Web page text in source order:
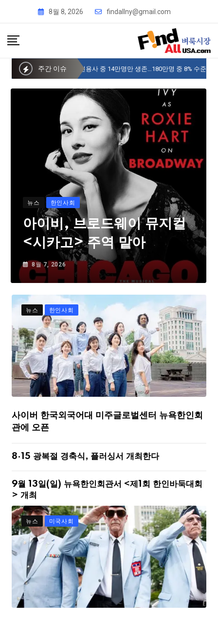
8월 8, 2026 findallny@gmail.com
주간 이슈 사이버 한국외국어대 미주글로벌센터 뉴욕
뉴스 한인사회
아이비, 브로드웨이 뮤지컬
<시카고> 주역 맡아
8월 7, 2026
뉴스 한인사회
사이버 한국외국어대 미주글로벌센터 뉴욕한인회
관에 오픈
8·15 광복절 경축식, 플러싱서 개최한다
9월 13일(일) 뉴욕한인회관서 <제1회 한인바둑대회
> 개최
뉴스 미국사회